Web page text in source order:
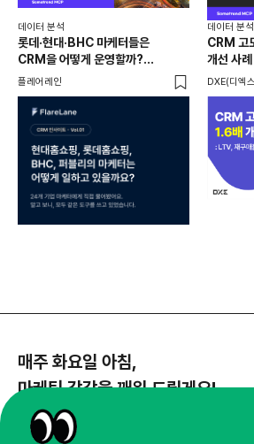
데이터 분석
롯데·현대·BHC 마케터들은
CRM을 어떻게 운영할까?
24개사가 직접 답한 마케팅 자동화
플레어레인
데이터 분석
CRM 고
개선 사례
DXE(디엑
매주 화요일 아침,
마케팅 감각을 깨워 드릴게요!
65,043명의 마케터를 성장시키는 뉴스레터
뉴스레터 구독하기